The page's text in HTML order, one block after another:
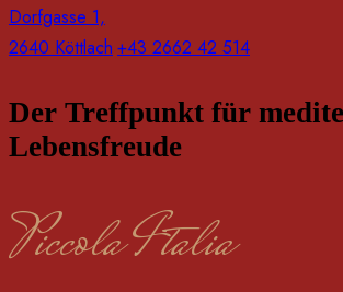
Dorfgasse 1,
2640 Köttlach +43 2662 42 514
Der Treffpunkt für
Lebensfreude
Piccola Italia